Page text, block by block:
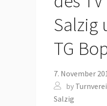
Salzig
TG
7. November
by
Salzig